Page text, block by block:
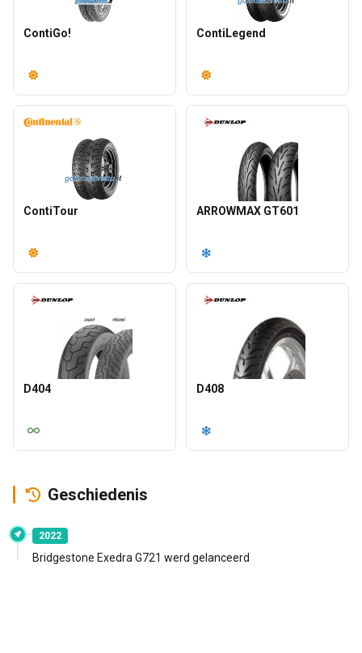
ContiGo! ContiLegend
ContiTour ARROWMAX GT601
D404 D408
Geschiedenis
2022
Bridgestone Exedra G721 werd gelanceerd